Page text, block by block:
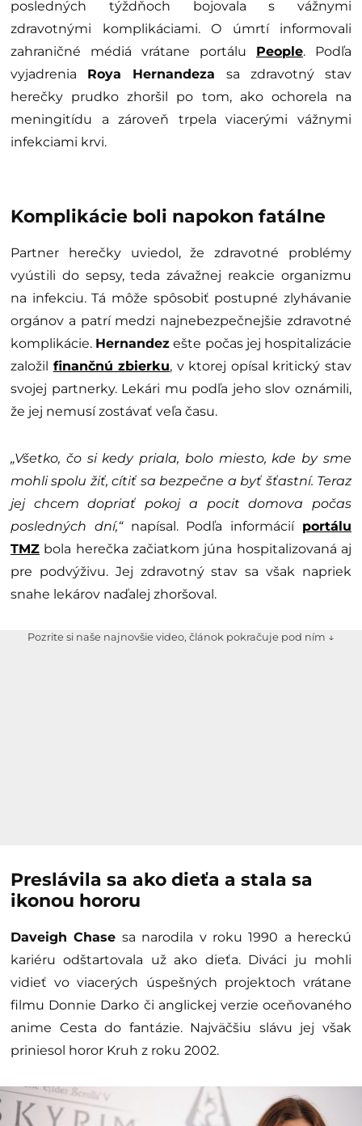
posledných týždňoch bojovala s vážnymi
zdravotnými komplikáciami. O úmrtí informovali
zahraničné médiá vrátane portálu People. Podľa
vyjadrenia Roya Hernandeza sa zdravotný stav
herečky prudko zhoršil po tom, ako ochorela na
meningitídu a zároveň trpela viacerými vážnymi
infekciami krvi.
Komplikácie boli napokon fatálne
Partner herečky uviedol, že zdravotné problémy
vyústili do sepsy, teda závažnej reakcie organizmu
na infekciu. Tá môže spôsobiť postupné zlyhávanie
orgánov a patrí medzi najnebezpečnejšie zdravotné
komplikácie. Hernandez ešte počas jej hospitalizácie
založil finančnú zbierku, v ktorej opísal kritický stav
svojej partnerky. Lekári mu podľa jeho slov oznámili,
že jej nemusí zostávať veľa času.
„Všetko, čo si kedy priala, bolo miesto, kde by sme
mohli spolu žiť, cítiť sa bezpečne a byť šťastní. Teraz
jej chcem dopriať pokoj a pocit domova počas
posledných dní,“napísal. Podľa informácií portálu
TMZ bola herečka začiatkom júna hospitalizovaná aj
pre podvýživu. Jej zdravotný stav sa však napriek
snahe lekárov naďalej zhoršoval.
Pozrite si naše najnovšie video, článok pokračuje pod ním ↓
Preslávila sa ako dieťa a stala sa
ikonou hororu
Daveigh Chase sa narodila v roku 1990 a hereckú
kariéru odštartovala už ako dieťa. Diváci ju mohli
vidieť vo viacerých úspešných projektoch vrátane
filmu Donnie Darko či anglickej verzie oceňovaného
anime Cesta do fantázie. Najväčšiu slávu jej však
priniesol horor Kruh z roku 2002.